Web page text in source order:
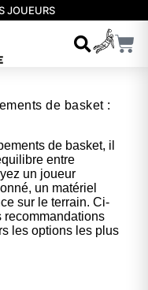
JOUEURS
de basket :
de basket, il
entre
un joueur
un matériel
sur le terrain. Ci-
recommandations
les options les plus